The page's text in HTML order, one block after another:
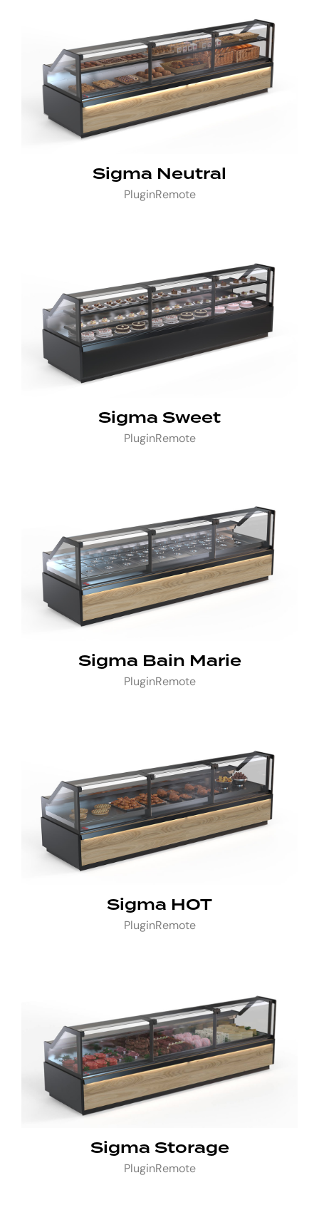
Sigma Neutral
PluginRemote
Sigma Sweet
PluginRemote
Sigma Bain Marie
PluginRemote
Sigma HOT
PluginRemote
Sigma Storage
PluginRemote